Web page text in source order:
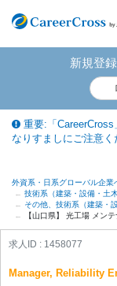
新規登
重要:「
なりすましにご注意く
外資系・日系グローバル企
技術系（建築・設備・土
その他、技術系（建築・
【山口県】 光工場 メン
求人ID : 1458077
Manager, Reliability